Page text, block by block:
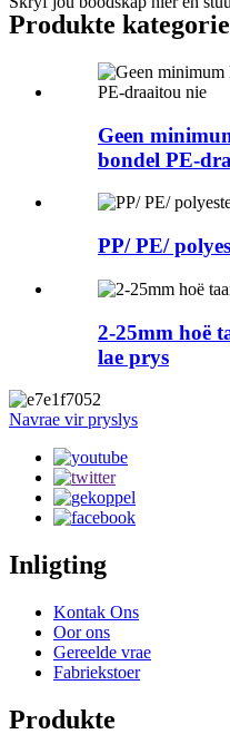
Produkte
Geen
bondel PE-
PP/ PE/
2-25mm hoë
lae prys
Navrae vir pryslys
Inligting
Kontak Ons
Oor ons
Gereelde vrae
Fabriekstoer
Produkte